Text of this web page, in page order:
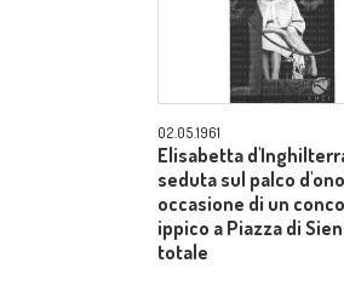
02.05.1961
Elisabetta
seduta sul palco
occasione di un
ippico a Piazza di
totale